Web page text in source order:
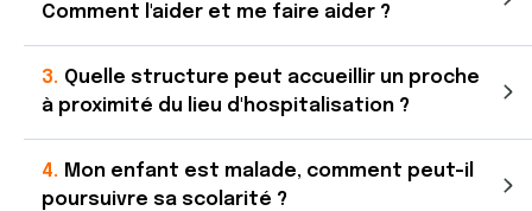
Comment l'aider et me faire aider ?
Quelle structure peut accueillir un proche
à proximité du lieu d'hospitalisation ?
Mon enfant est malade, comment peut-il
poursuivre sa scolarité ?